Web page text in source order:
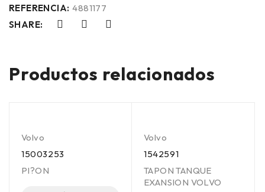
REFERENCIA: 4881177
SHARE:
Productos relacionados
Volvo
15003253
PI?ON
Volvo
1542591
TAPON TANQUE
EXANSION VOLVO